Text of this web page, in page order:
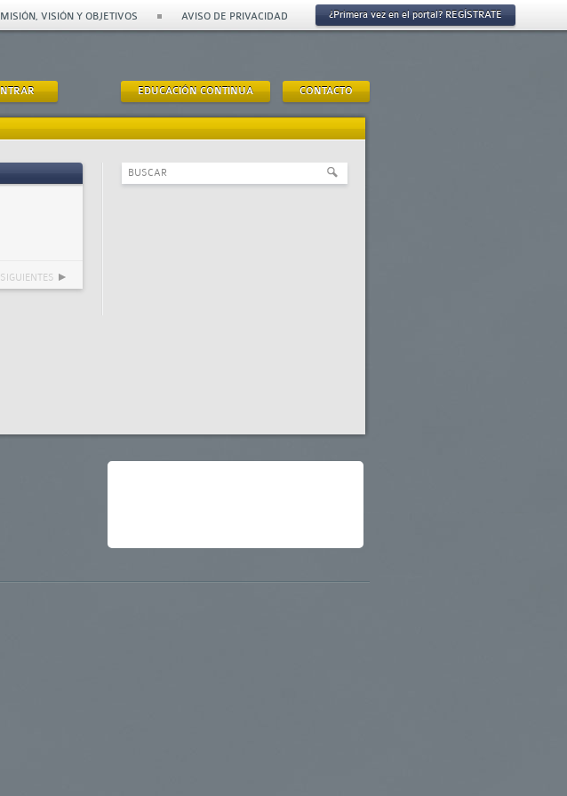
MISIÓN, VISIÓN Y OBJETIVOS AVISO DE PRIVACIDAD ¿Primera vez en el portal? REGÍSTRATE
EDUCACIÓN CONTINUA CONTACTO
SIGUIENTES